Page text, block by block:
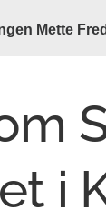
Mette
i